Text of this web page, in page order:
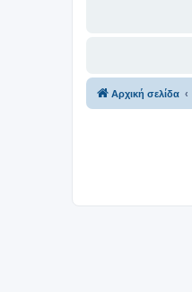
Αρχική σελίδα